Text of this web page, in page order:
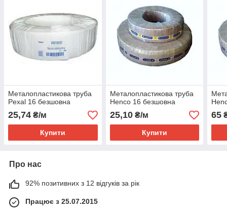
Металопластикова труба
Pexal 16 безшовна
25,74 ₴/м
Купити
Металопластикова труба
Henco 16 безшовна
25,10₴/м
Купити
65
Про нас
92% позитивних з 12 відгуків за рік
Працює з 25.07.2015